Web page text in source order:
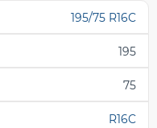
195/75 R16C
195
75
R16C